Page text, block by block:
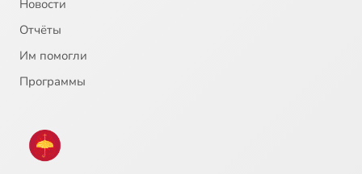
Новости
Отчёты
Им помогли
Программы